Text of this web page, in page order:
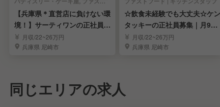
【兵庫県＊直営店に負けない環
境！】サーティワンの正社員募
集｜年間休110日
月収/22~26万円
兵庫県 尼崎市
☆飲食未経験でも大丈夫☆ケン
タッキーの正社員募集｜月9〜
10日休み
月収/22~26万円
兵庫県 尼崎市
同じエリアの求人